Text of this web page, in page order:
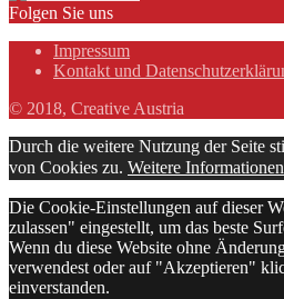
Folgen Sie uns
Impressum
Kontakt und
© 2018, Creative Austria
Durch die weitere Nutzung der Seite
von Cookies zu. Weitere Informationen
Die Cookie-Einstellungen auf dieser
zulassen" eingestellt, um das beste
Wenn du diese Website ohne
verwendest oder auf "Akzeptieren"
einverstanden.